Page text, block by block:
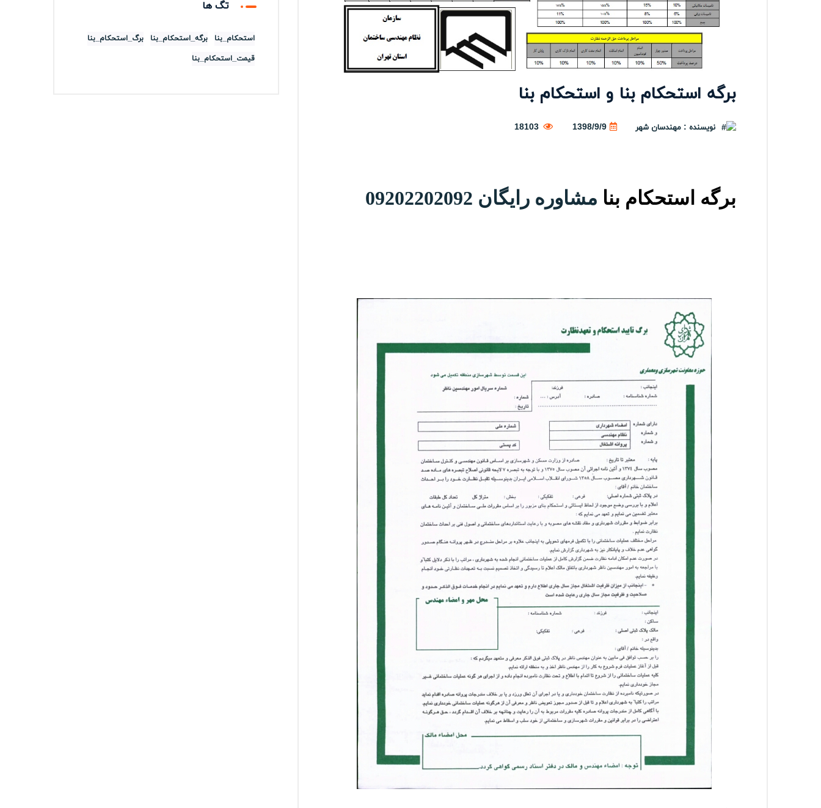
برگه استحکام بنا و استحکام بنا
نویسنده : مهندسان شهر 1398/9/9
18103
برگه استحکام بنا مشاوره رایگان 09202202092
تگ ها
استحکام_بنا برگه_استحکام_بنا برگ_استحکام_بنا
قیمت_استحکام_بنا